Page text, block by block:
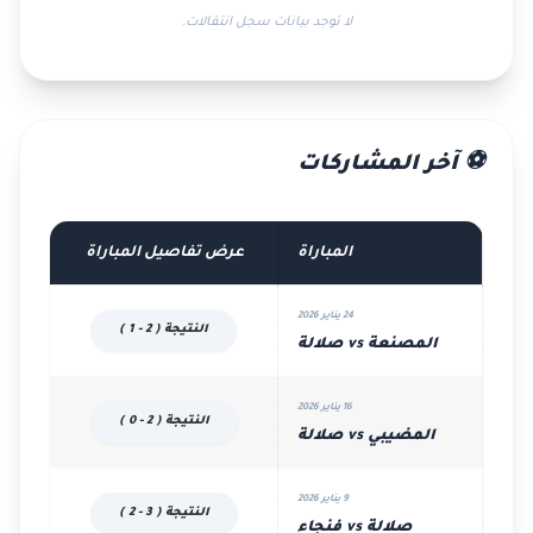
لا توجد بيانات سجل انتقالات.
⚽ آخر المشاركات
المباراة عرض تفاصيل المباراة
24 يناير 2026
المصنعة vs صلالة
النتيجة ( 2 - 1 )
16 يناير 2026
المضيبي vs صلالة
النتيجة ( 2 - 0 )
9 يناير 2026
صلالة vs فنجاء
النتيجة ( 3 - 2 )